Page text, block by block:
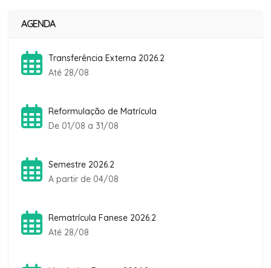
AGENDA
Transferência Externa 2026.2
Até 28/08
Reformulação de Matrícula
De 01/08 a 31/08
Semestre 2026.2
A partir de 04/08
Rematrícula Fanese 2026.2
Até 28/08